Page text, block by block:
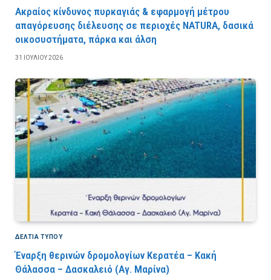
Ακραίος κίνδυνος πυρκαγιάς & εφαρμογή μέτρου
απαγόρευσης διέλευσης σε περιοχές NATURA, δασικά
οικοσυστήματα, πάρκα και άλση
31 ΙΟΥΛΊΟΥ 2026
ΔΕΛΤΙΑ ΤΥΠΟΥ
Έναρξη θερινών δρομολογίων Κερατέα – Κακή
Θάλασσα – Δασκαλειό (Αγ. Μαρίνα)